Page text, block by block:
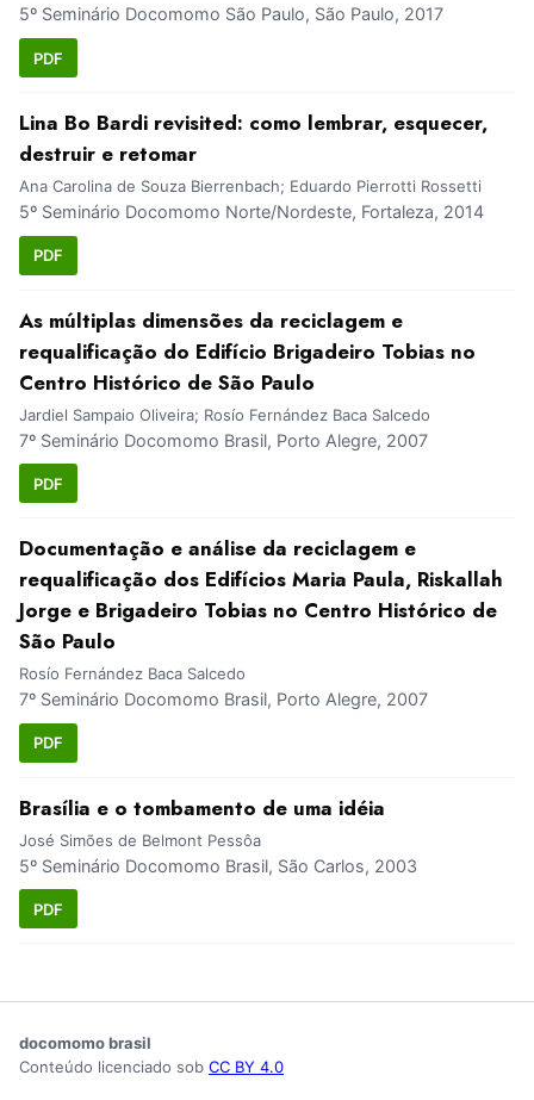
5º Seminário Docomomo São Paulo, São Paulo, 2017
PDF
Lina Bo Bardi revisited: como lembrar, esquecer,
destruir e retomar
Ana Carolina de Souza Bierrenbach; Eduardo Pierrotti Rossetti
5º Seminário Docomomo Norte/Nordeste, Fortaleza, 2014
PDF
As múltiplas dimensões da reciclagem e
requalificação do Edifício Brigadeiro Tobias no
Centro Histórico de São Paulo
Jardiel Sampaio Oliveira; Rosío Fernández Baca Salcedo
7º Seminário Docomomo Brasil, Porto Alegre, 2007
PDF
Documentação e análise da reciclagem e
requalificação dos Edifícios Maria Paula, Riskallah
Jorge e Brigadeiro Tobias no Centro Histórico de
São Paulo
Rosío Fernández Baca Salcedo
7º Seminário Docomomo Brasil, Porto Alegre, 2007
PDF
Brasília e o tombamento de uma idéia
José Simões de Belmont Pessôa
5º Seminário Docomomo Brasil, São Carlos, 2003
PDF
docomomo brasil
Conteúdo licenciado sob CC BY 4.0